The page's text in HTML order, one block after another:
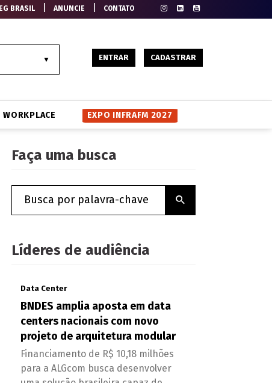
IEG BRASIL|ANUNCIE CONTATO
ENTRAR CADASTRAR
WORKPLACE EXPO INFRAFM 2027
Faça uma busca
Líderes de audiência
Data Center
BNDES amplia aposta em data
centers nacionais com novo
projeto de arquitetura modular
Financiamento de R$ 10,18 milhões
para a ALGcom busca desenvolver